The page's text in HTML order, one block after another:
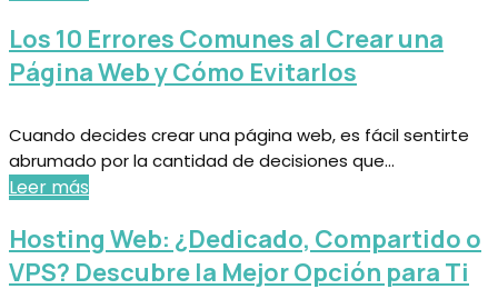
Los 10 Errores Comunes al Crear una
Página Web y Cómo Evitarlos
Cuando decides crear una página web, es fácil sentirte
abrumado por la cantidad de decisiones que...
Leer más
Hosting Web: ¿Dedicado, Compartido o
VPS? Descubre la Mejor Opción para Ti